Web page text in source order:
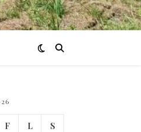
F L S